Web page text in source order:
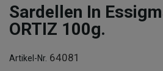
Sardellen In
ORTIZ 100g.
Artikel-Nr. 64081